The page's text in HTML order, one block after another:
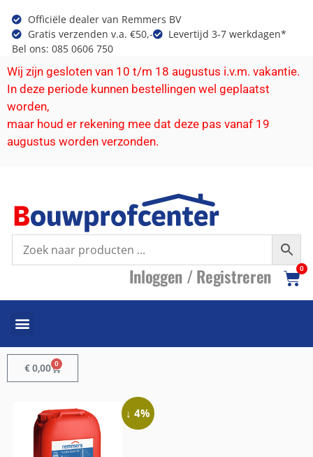
Officiële dealer van Remmers BV
Gratis verzenden v.a. €50,-
Levertijd 3-7 werkdagen*
Bel ons: 085 0606 750
Wij zijn gesloten van 10 t/m 18 augustus i.v.m. vakantie.
In deze periode kunnen bestellingen wel geplaatst
worden,
maar houd er rekening mee dat deze pas vanaf 19
augustus worden verzonden.
Inloggen /Registreren 0
€0,00 0
↓ 4%